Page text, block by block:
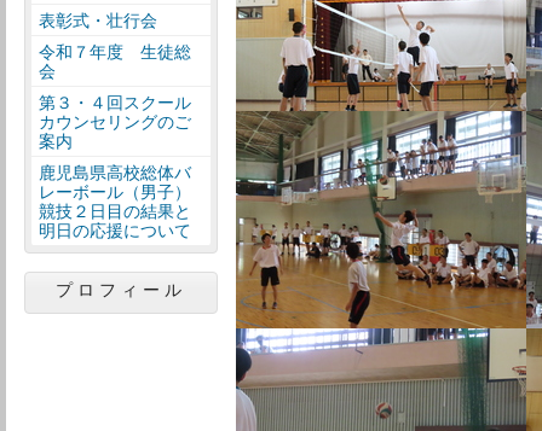
表彰式・壮行会
令和７年度 生徒総
会
第３・４回スクール
カウンセリングのご
案内
鹿児島県高校総体バ
レーボール（男子）
競技２日目の結果と
明日の応援について
プロフィール